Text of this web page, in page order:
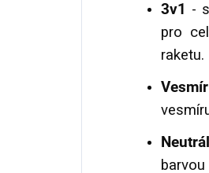
3v1 -
pro
raketu.
Vesmír